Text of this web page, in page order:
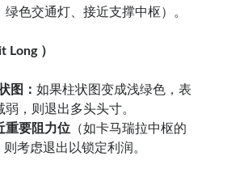
绿色交通灯、接近支撑中枢）。
Long ）
图：如果柱状图变成浅绿色，表
弱，则退出多头头寸。
重要阻力位 （如卡马瑞拉中枢的
则考虑退出以锁定利润。